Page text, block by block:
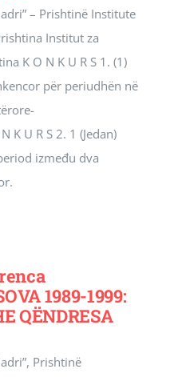
– Prishtinë Institute
Institut za
K O N K U R S 1. (1)
për periudhën në
K U R S 2. 1 (Jedan)
između dva
1989-1999:
QËNDRESA
Prishtinë